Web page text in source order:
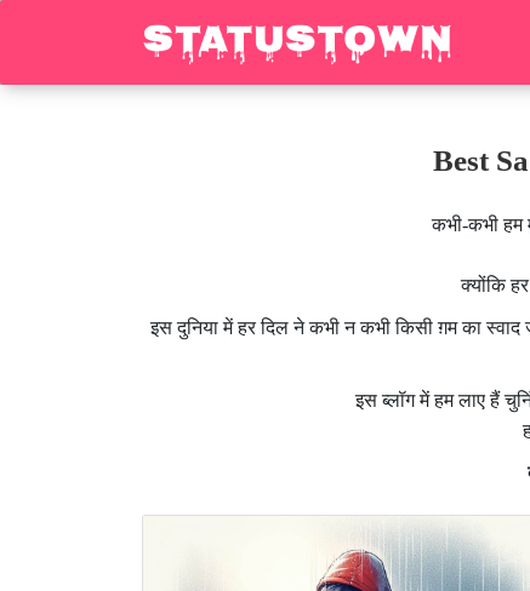
Best
कभी-कभी हम
क्योंकि
इस दुनिया में हर दिल ने कभी न कभी किसी ग़म का
इस ब्लॉग में हम लाए हैं